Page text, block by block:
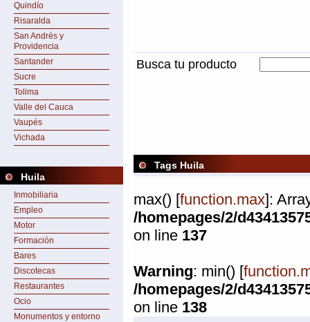
Quindío
Risaralda
San Andrés y
Providencia
Santander
Sucre
Tolima
Valle del Cauca
Vaupés
Vichada
Huila
Inmobiliaria
Empleo
Motor
Formación
Bares
Discotecas
Restaurantes
Ocio
Monumentos y entorno
Busca tu producto
Tags Huila
max() [function.max]:
/homepages/2/
on line 137
Warning: min() [
/homepages/2/
on line 138